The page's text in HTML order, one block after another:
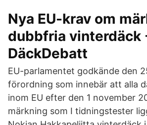
Nya EU-krav om
dubbfria vinterdäck
DäckDebatt
EU-parlamentet godkände den
förordning som innebär att alla
inom EU efter den 1 november
märkning som I tidningstester